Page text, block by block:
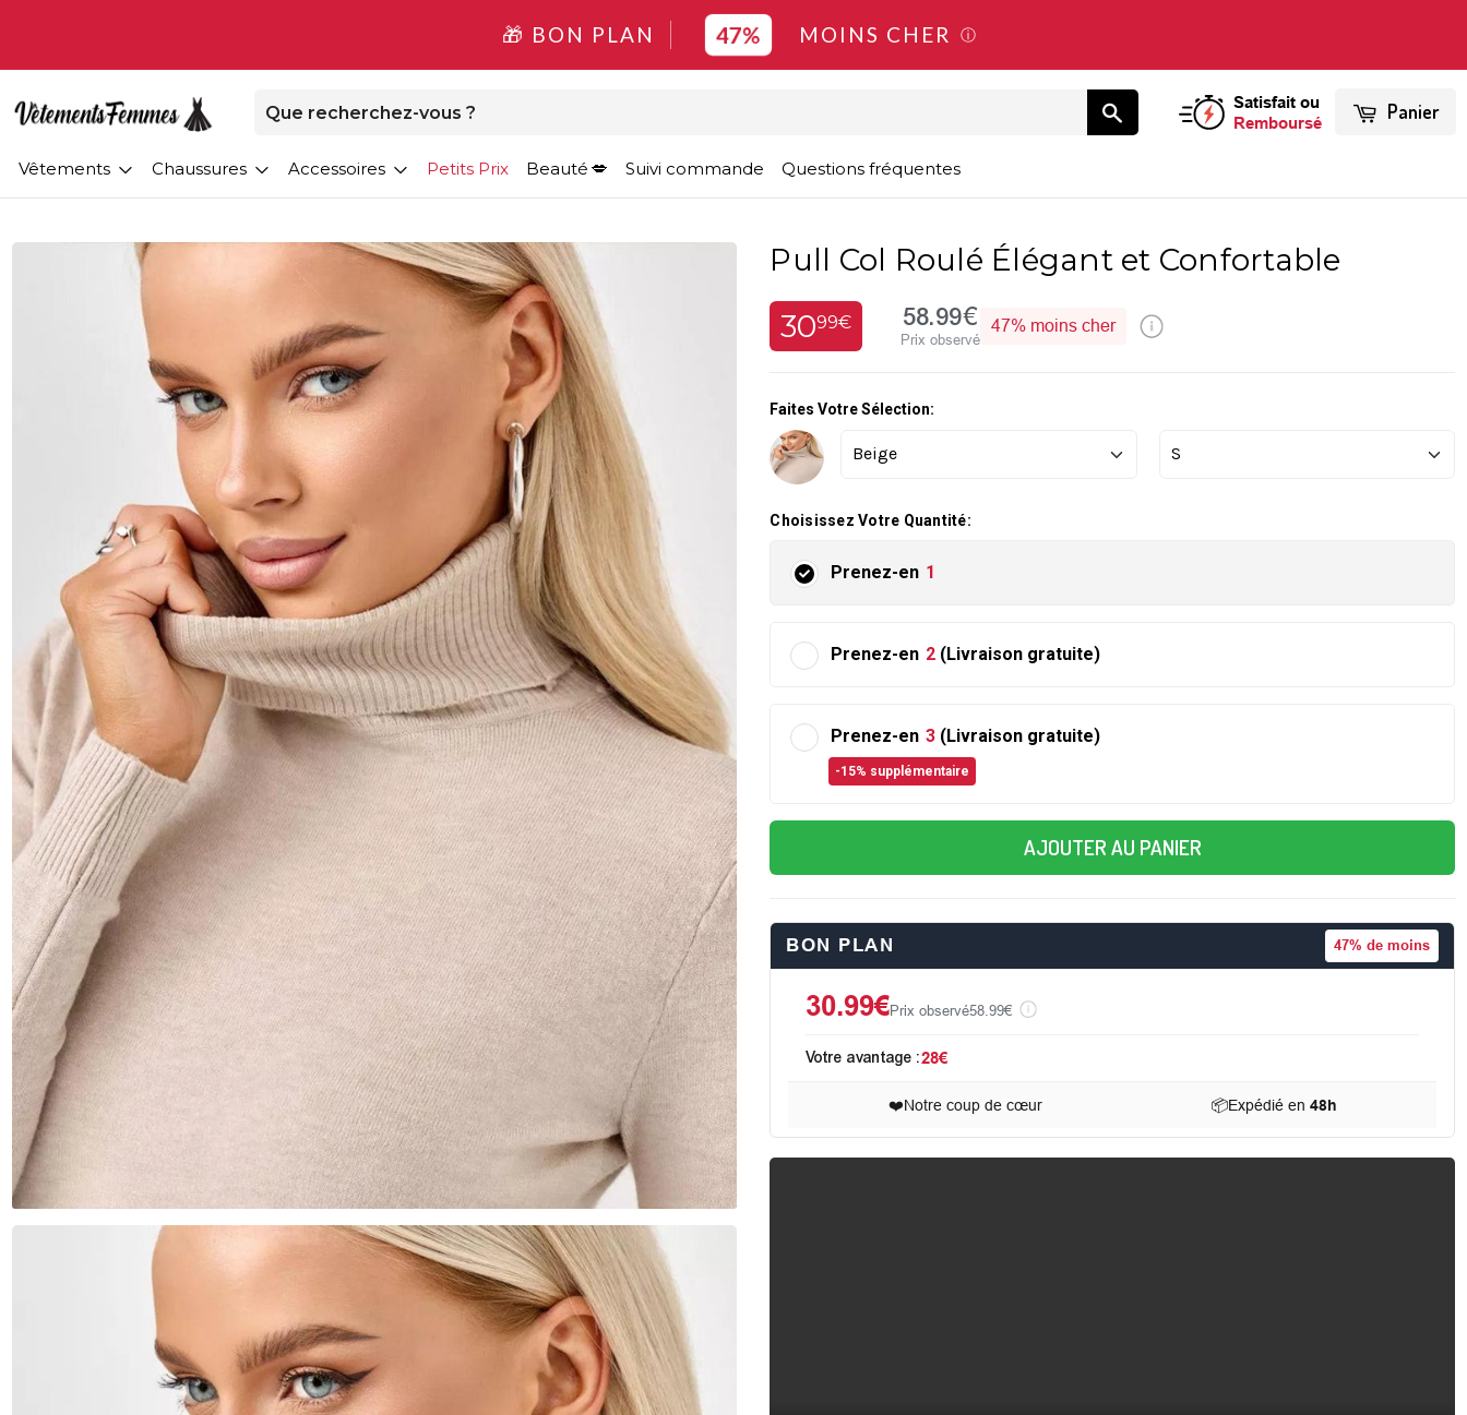
🎁 BON PLAN 47% MOINS CHER ⓘ
Satisfait ou
Remboursé
Panier
Vêtements Chaussures Accessoires Petits Prix Beauté Suivi commande Questions fréquentes
Pull Col Roulé Élégant et Confortable
3099€ 58.99€
Prix observé
47% moins cher
Faites Votre Sélection:
Choisissez Votre Quantité:
Prenez-en 1
Prenez-en 2 (Livraison gratuite)
Prenez-en 3 (Livraison gratuite)
-15% supplémentaire
AJOUTER AU PANIER
BON PLAN 47% de moins
30.99€Prix observé58.99€
Votre avantage :28€
❤️Notre coup de cœur 📦Expédié en 48h